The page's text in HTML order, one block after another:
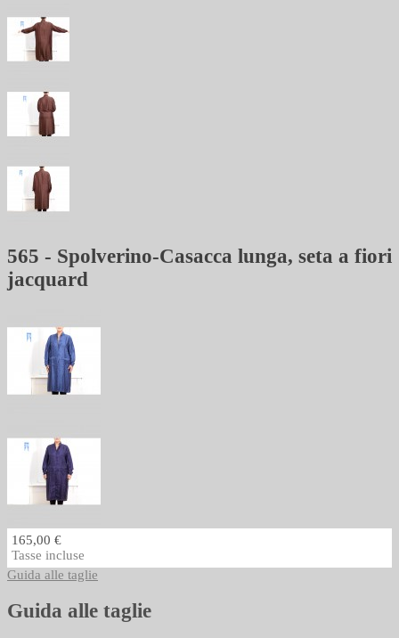
565 - Spolverino-Casacca lunga, seta a fiori
jacquard
165,00 €
Tasse incluse
Guida alle taglie
Guida alle taglie